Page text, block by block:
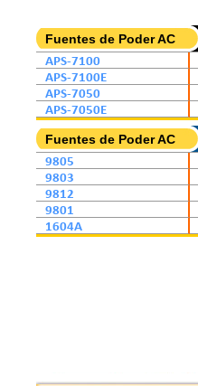
Cámaras Termográficas
Compensación Reactiva
Contadores
Detectores
Fuentes de Poder
Circutor
Comark
Extech
Fuentes de Poder AC
APS-7100
APS-7100E
APS-7050
APS-7050E
Fuentes de Poder AC
9805
9803
9812
9801
1604A